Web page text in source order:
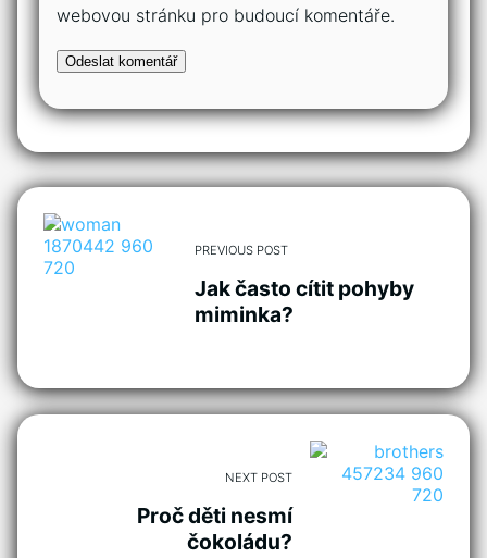
webovou stránku pro budoucí komentáře.
PREVIOUS POST
Jak často cítit pohyby
miminka?
NEXT POST
Proč děti nesmí
čokoládu?